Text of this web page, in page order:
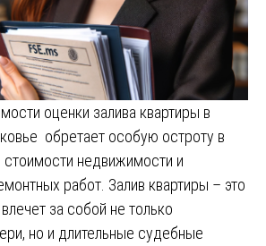
оценки залива квартиры в
обретает особую остроту в
недвижимости и
работ. Залив квартиры – это
за собой не только
но и длительные судебные